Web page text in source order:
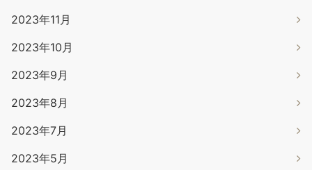
2023年11月
2023年10月
2023年9月
2023年8月
2023年7月
2023年5月